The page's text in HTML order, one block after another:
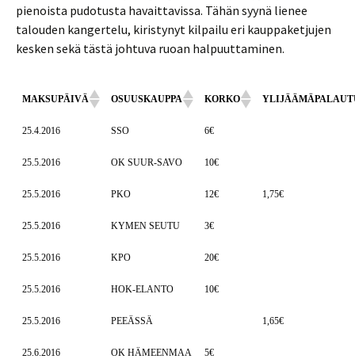
pienoista pudotusta havaittavissa. Tähän syynä lienee
talouden kangertelu, kiristynyt kilpailu eri kauppaketjujen
kesken sekä tästä johtuva ruoan halpuuttaminen.
MAKSUPÄIVÄ OSUUSKAUPPA KORKO
25.4.2016 SSO 6€
25.5.2016 OK SUUR-SAVO 10€
25.5.2016 PKO 12€ 1,75€
25.5.2016 KYMEN SEUTU 3€
25.5.2016 KPO 20€
25.5.2016 HOK-ELANTO 10€
25.5.2016 PEEÄSSÄ 1,65€
25.6.2016 OK HÄMEENMAA 5€